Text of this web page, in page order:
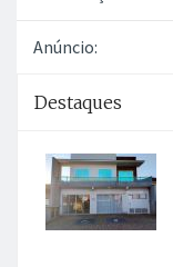
Anúncio:
Destaques